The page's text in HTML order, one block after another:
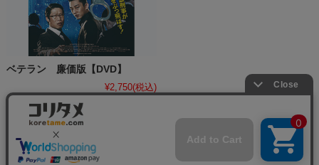
ベテラン 廉価版【DVD】
¥2,750(税込)